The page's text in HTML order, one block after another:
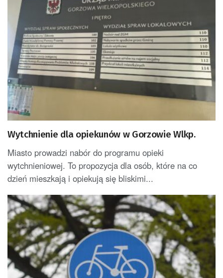
Wytchnienie dla opiekunów w Gorzowie Wlkp.
Miasto prowadzi nabór do programu opieki
wytchnieniowej. To propozycja dla osób, które na co
dzień mieszkają i opiekują się bliskimi...